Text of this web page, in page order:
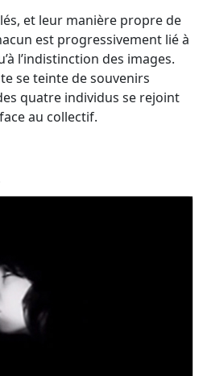
et leur manière propre de
est progressivement lié à
l’indistinction des images.
se teinte de souvenirs
quatre individus se rejoint
au collectif.